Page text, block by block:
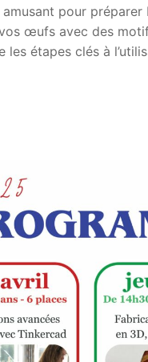
pour
œufs avec des
étapes clés à